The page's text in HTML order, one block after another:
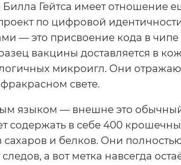
Гейтса имеет отношение
по цифровой
— это присвоение кода в
вакцины доставляется в
микроигл. Они
свете.
языком — внешне это
содержать в себе 400
сахаров и белков. Они
а вот метка навсегда